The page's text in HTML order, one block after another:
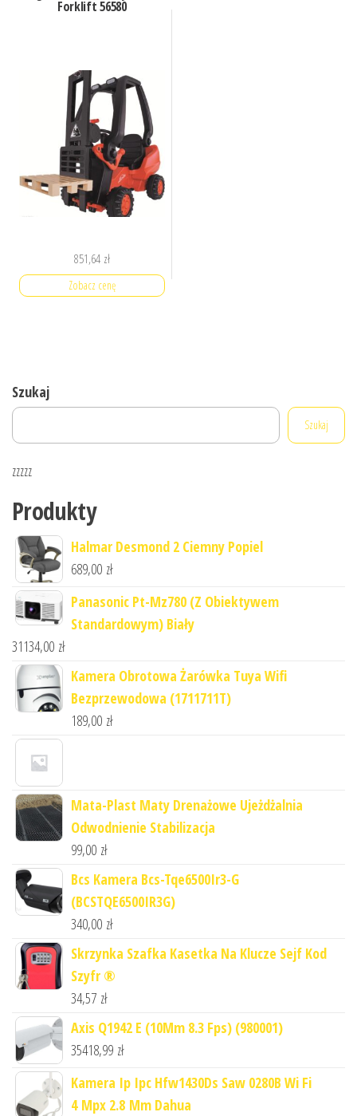
Forklift 56580
851,64 zł
Zobacz cenę
Szukaj
Szukaj
zzzzz
Produkty
Halmar Desmond 2 Ciemny Popiel
689,00 zł
Panasonic Pt-Mz780 (Z Obiektywem
Standardowym) Biały
31134,00 zł
Kamera Obrotowa Żarówka Tuya Wifi
Bezprzewodowa (1711711T)
189,00 zł
Mata-Plast Maty Drenażowe Ujeżdżalnia
Odwodnienie Stabilizacja
99,00 zł
Bcs Kamera Bcs-Tqe6500Ir3-G
(BCSTQE6500IR3G)
340,00 zł
Skrzynka Szafka Kasetka Na Klucze Sejf Kod
Szyfr ®
34,57 zł
Axis Q1942 E (10Mm 8.3 Fps) (980001)
35418,99 zł
Kamera Ip Ipc Hfw1430Ds Saw 0280B Wi Fi
4 Mpx 2.8 Mm Dahua